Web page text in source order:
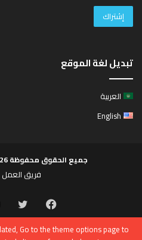
Go to the theme options page to
تبديل لغة الموقع
العربية
English
جميع الحقوق محفوظة 2026© |
فريق العمل
فيسبوك